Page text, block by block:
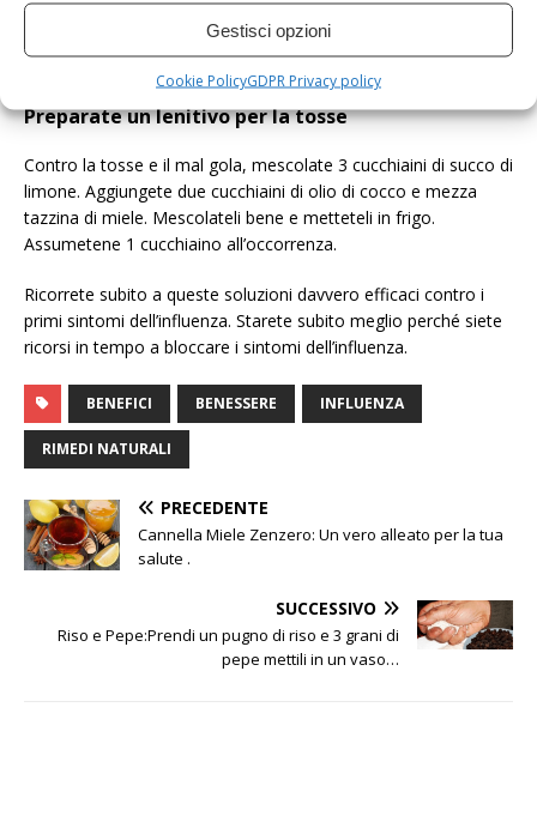
Gestisci opzioni
Cookie PolicyGDPR Privacy policy
calzino di lana che deve essere riempito di riso e annodato.
Mettetelo a scaldare nel microonde e usatelo per alleviare i
Preparate un lenitivo per la tosse
Contro la tosse e il mal gola, mescolate 3 cucchiaini di succo di
limone. Aggiungete due cucchiaini di olio di cocco e mezza
tazzina di miele. Mescolateli bene e metteteli in frigo.
Assumetene 1 cucchiaino all’occorrenza.
Ricorrete subito a queste soluzioni davvero efficaci contro i
primi sintomi dell’influenza. Starete subito meglio perché siete
ricorsi in tempo a bloccare i sintomi dell’influenza.
BENEFICI BENESSERE INFLUENZA
RIMEDI NATURALI
PRECEDENTE
Cannella Miele Zenzero: Un vero alleato per la tua
salute .
SUCCESSIVO
Riso e Pepe:Prendi un pugno di riso e 3 grani di
pepe mettili in un vaso…